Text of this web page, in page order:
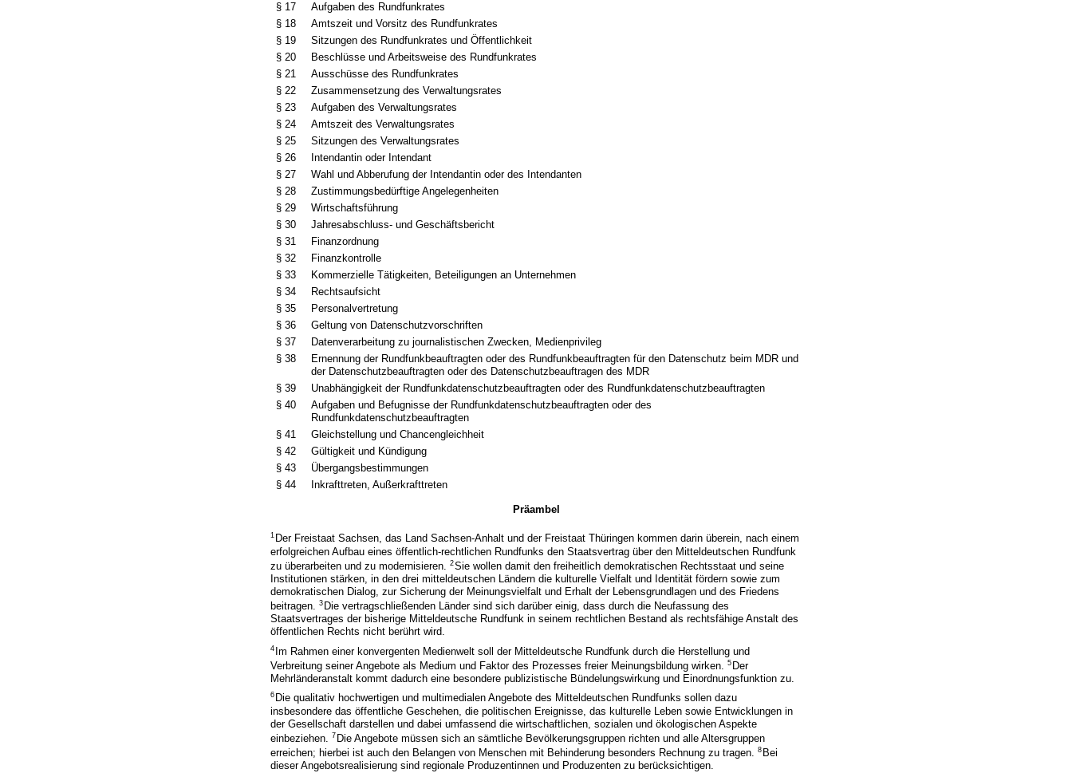
§ 17
Aufgaben des Rundfunkrates
§ 18
Amtszeit und Vorsitz des Rundfunkrates
§ 19
Sitzungen des Rundfunkrates und Öffentlichkeit
§ 20
Beschlüsse und Arbeitsweise des Rundfunkrates
§ 21
Ausschüsse des Rundfunkrates
§ 22
Zusammensetzung des Verwaltungsrates
§ 23
Aufgaben des Verwaltungsrates
§ 24
Amtszeit des Verwaltungsrates
§ 25
Sitzungen des Verwaltungsrates
§ 26
Intendantin oder Intendant
§ 27
Wahl und Abberufung der Intendantin oder des Intendanten
§ 28
Zustimmungsbedürftige Angelegenheiten
§ 29
Wirtschaftsführung
§ 30
Jahresabschluss- und Geschäftsbericht
§ 31
Finanzordnung
§ 32
Finanzkontrolle
§ 33
Kommerzielle Tätigkeiten, Beteiligungen an Unternehmen
§ 34
Rechtsaufsicht
§ 35
Personalvertretung
§ 36
Geltung von Datenschutzvorschriften
§ 37
Datenverarbeitung zu journalistischen Zwecken, Medienprivileg
§ 38
Ernennung der Rundfunkbeauftragten oder des Rundfunkbeauftragten für den Datenschutz beim MDR und
der Datenschutzbeauftragten oder des Datenschutzbeauftragen des MDR
§ 39
Unabhängigkeit der Rundfunkdatenschutzbeauftragten oder des Rundfunkdatenschutzbeauftragten
§ 40
Aufgaben und Befugnisse der Rundfunkdatenschutzbeauftragten oder des
Rundfunkdatenschutzbeauftragten
§ 41
Gleichstellung und Chancengleichheit
§ 42
Gültigkeit und Kündigung
§ 43
Übergangsbestimmungen
§ 44
Inkrafttreten, Außerkrafttreten
Präambel
1 Der Freistaat Sachsen, das Land Sachsen-Anhalt und der Freistaat Thüringen kommen darin überein, nach einem
erfolgreichen Aufbau eines öffentlich-rechtlichen Rundfunks den Staatsvertrag über den Mitteldeutschen Rundfunk
zu überarbeiten und zu modernisieren.2Sie wollen damit den freiheitlich demokratischen Rechtsstaat und seine
Institutionen stärken, in den drei mitteldeutschen Ländern die kulturelle Vielfalt und Identität fördern sowie zum
demokratischen Dialog, zur Sicherung der Meinungsvielfalt und Erhalt der Lebensgrundlagen und des Friedens
beitragen.3 Die vertragschließenden Länder sind sich darüber einig, dass durch die Neufassung des
Staatsvertrages der bisherige Mitteldeutsche Rundfunk in seinem rechtlichen Bestand als rechtsfähige Anstalt des
öffentlichen Rechts nicht berührt wird.
4 Im Rahmen einer konvergenten Medienwelt soll der Mitteldeutsche Rundfunk durch die Herstellung und
Verbreitung seiner Angebote als Medium und Faktor des Prozesses freier Meinungsbildung wirken.5 Der
Mehrländeranstalt kommt dadurch eine besondere publizistische Bündelungswirkung und Einordnungsfunktion zu.
6 Die qualitativ hochwertigen und multimedialen Angebote des Mitteldeutschen Rundfunks sollen dazu
insbesondere das öffentliche Geschehen, die politischen Ereignisse, das kulturelle Leben sowie Entwicklungen in
der Gesellschaft darstellen und dabei umfassend die wirtschaftlichen, sozialen und ökologischen Aspekte
einbeziehen.
7 Die Angebote müssen sich an sämtliche Bevölkerungsgruppen richten und alle Altersgruppen
erreichen; hierbei ist auch den Belangen von Menschen mit Behinderung besonders Rechnung zu tragen.8 Bei
dieser Angebotsrealisierung sind regionale Produzentinnen und Produzenten zu berücksichtigen.